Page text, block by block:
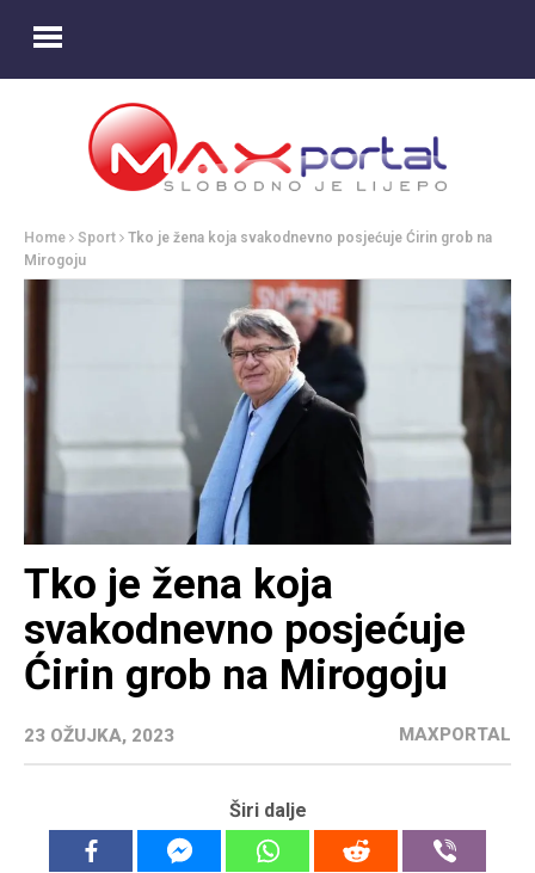
Home Sport
Tko je žena koja svakodnevno posjećuje Ćirin grob na
Mirogoju
Tko je žena koja
svakodnevno posjećuje
Ćirin grob na Mirogoju
23 OŽUJKA, 2023 MAXPORTAL
Širi dalje